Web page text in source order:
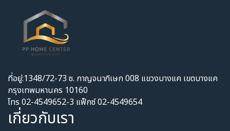
ที่อยู่:1348/72-73 ซ. กาญจนาภิเษก 008 แขวงบางแค เขตบางแค
กรุงเทพมหานคร 10160
โทร 02-4549652-3 แฟ็กซ์ 02-4549654
เกี่ยวกับเรา